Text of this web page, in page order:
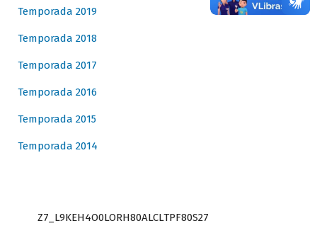
Temporada 2019
Temporada 2018
Temporada 2017
Temporada 2016
Temporada 2015
Temporada 2014
Z7_L9KEH4O0LORH80ALCLTPF80S27